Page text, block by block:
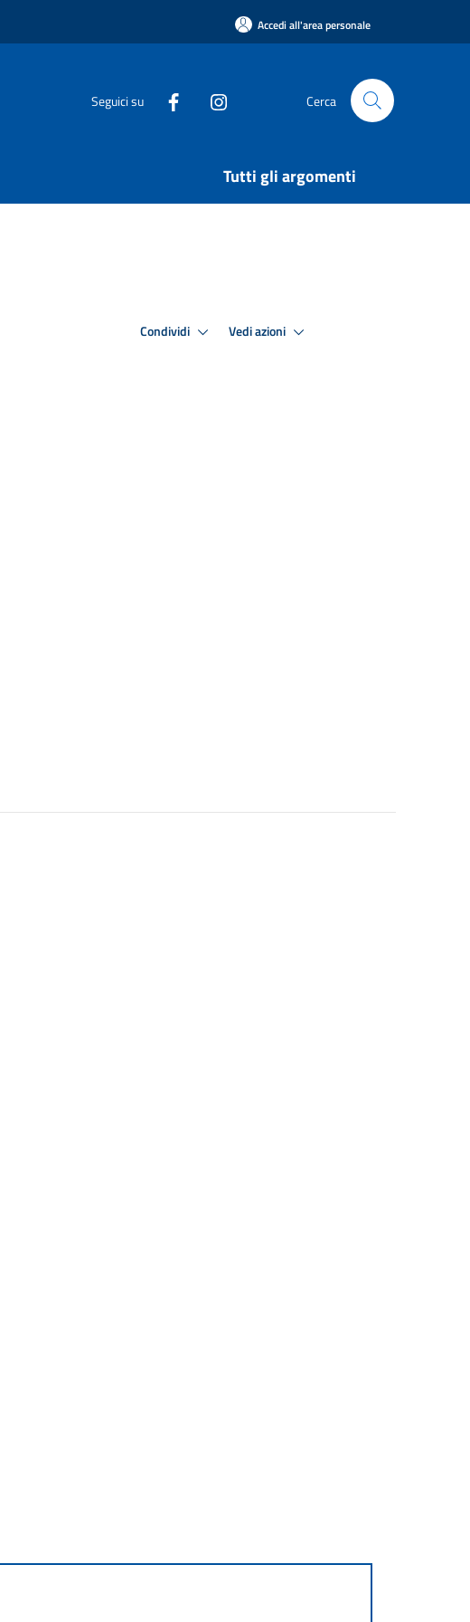
Accedi all'area personale
Seguici su Cerca
Tutti gli argomenti
Condividi Vedi azioni